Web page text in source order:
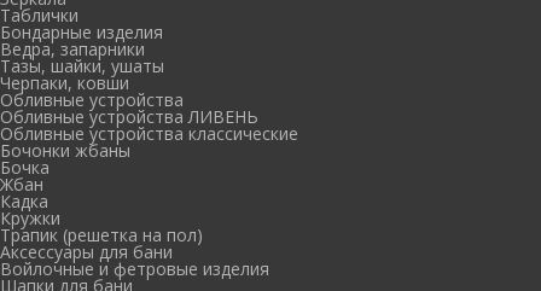
Таблички
Бондарные изделия
Ведра, запарники
Тазы, шайки, ушаты
Черпаки, ковши
Обливные устройства
Обливные устройства ЛИВЕНЬ
Обливные устройства классические
Бочонки жбаны
Бочка
Жбан
Кадка
Кружки
Трапик (решетка на пол)
Аксессуары для бани
Войлочные и фетровые изделия
Шапки для бани